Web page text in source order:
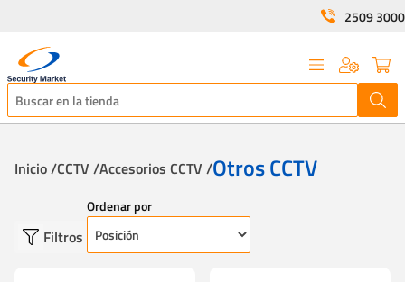
2509 3000
Inicio /CCTV /Accesorios CCTV /Otros CCTV
Filtros
Ordenar por